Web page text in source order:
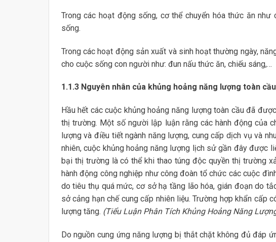
Trong các hoạt động sống, cơ thể chuyển hóa thức ăn
sống.
Trong các hoạt động sản xuất và sinh hoạt thường ngày,
cho cuộc sống con người như: đun nấu thức ăn, chiếu sáng,…
1.1.3 Nguyên nhân của khủng hoảng năng lượng toàn cầu
Hầu hết các cuộc khủng hoảng năng lượng toàn cầu đã
thị trường. Một số người lập luận rằng các hành động của
lượng và điều tiết ngành năng lượng, cung cấp dịch vụ và
nhiên, cuộc khủng hoảng năng lượng lịch sử gần đây được
bại thị trường là có thể khi thao túng độc quyền thị trường
hành động công nghiệp như công đoàn tổ chức các cuộc
do tiêu thụ quá mức, cơ sở hạ tầng lão hóa, gián đoạn do
sở cảng hạn chế cung cấp nhiên liệu. Trường hợp khẩn cấp
lượng tăng. (Tiểu Luận Phân Tích Khủng Hoảng Năng
Do nguồn cung ứng năng lượng bị thắt chặt không đủ đáp